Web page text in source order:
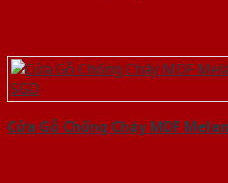
Cửa Gỗ Chống Cháy MDF